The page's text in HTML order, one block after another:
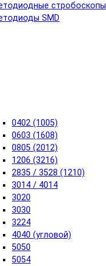
стробоскопы
SMD
0402 (1005)
0603 (1608)
0805 (2012)
1206 (3216)
2835 / 3528 (1210)
3014 / 4014
3020
3030
3224
4040 (угловой)
5050
5054